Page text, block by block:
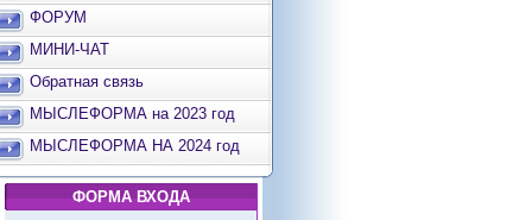
ФОРУМ
МИНИ-ЧАТ
Обратная связь
МЫСЛЕФОРМА на 2023 год
МЫСЛЕФОРМА НА 2024 год
ФОРМА ВХОДА